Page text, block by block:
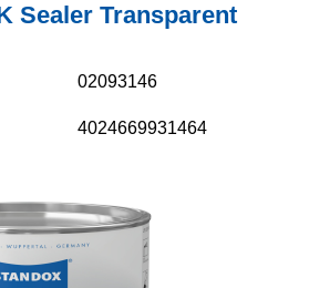
Sealer Transparent
02093146
4024669931464